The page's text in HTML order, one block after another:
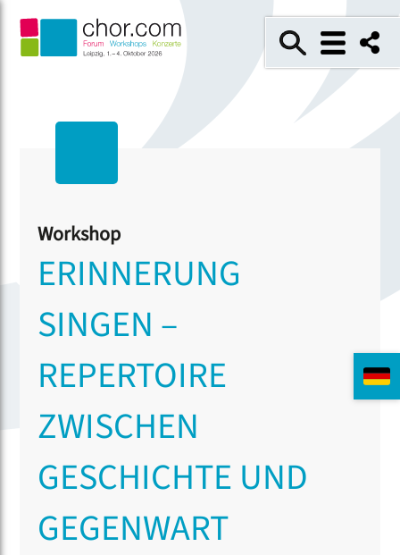
Workshop
ERINNERUNG
SINGEN –
REPERTOIRE
ZWISCHEN
GESCHICHTE UND
GEGENWART